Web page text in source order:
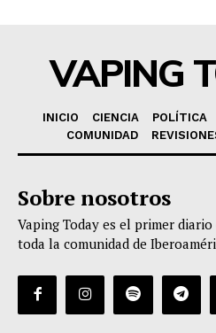
VAPING
INICIO CIENCIA POLÍTICA
COMUNIDAD
Sobre nosotros
Vaping Today es el primer
toda la comunidad de